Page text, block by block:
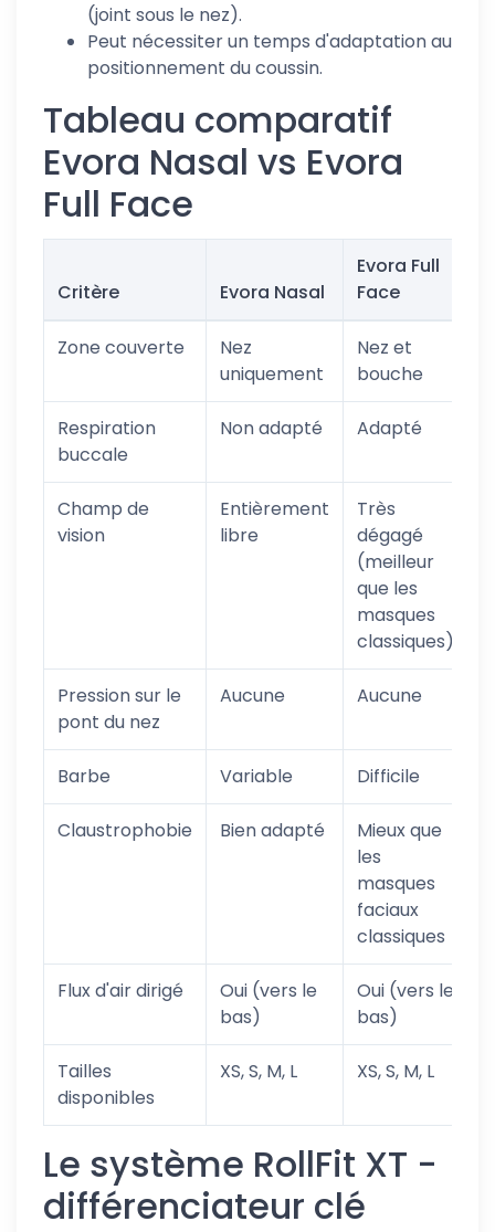
(joint sous le nez).
Peut nécessiter un temps d'adaptation au
positionnement du coussin.
Tableau comparatif
Evora Nasal vs Evora
Full Face
Critère Evora Nasal
Evora Full
Face
Zone couverte
Nez
uniquement
Nez et
bouche
Respiration
buccale
Non adapté Adapté
Champ de
vision
Entièrement
libre
Très
dégagé
(meilleur
que les
masques
classiques)
Pression sur le
pont du nez
Aucune Aucune
Barbe Variable Difficile
Claustrophobie Bien adapté
Mieux que
les
masques
faciaux
classiques
Flux d'air dirigé
Oui (vers le
bas)
Oui (vers le
bas)
Tailles
disponibles
XS, S, M, L XS, S, M, L
Le système RollFit XT -
différenciateur clé